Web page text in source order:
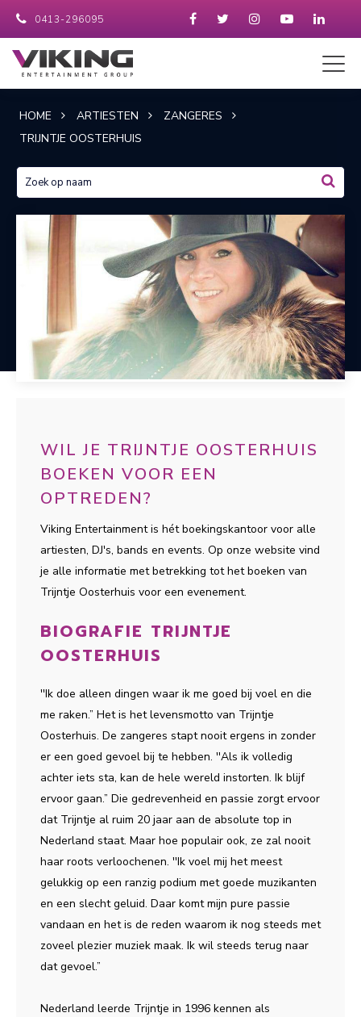
0413-296095
HOME ARTIESTEN
ZANGERES
TRIJNTJE OOSTERHUIS
WIL JE TRIJNTJE OOSTERHUIS
BOEKEN VOOR EEN
OPTREDEN?
Viking Entertainment is hét boekingskantoor voor alle
artiesten, DJ's, bands en events. Op onze website vind
je alle informatie met betrekking tot het boeken van
Trijntje Oosterhuis voor een evenement.
BIOGRAFIE TRIJNTJE
OOSTERHUIS
''Ik doe alleen dingen waar ik me goed bij voel en die
me raken.” Het is het levensmotto van Trijntje
Oosterhuis. De zangeres stapt nooit ergens in zonder
er een goed gevoel bij te hebben. ''Als ik volledig
achter iets sta, kan de hele wereld instorten. Ik blijf
ervoor gaan.” Die gedrevenheid en passie zorgt ervoor
dat Trijntje al ruim 20 jaar aan de absolute top in
Nederland staat. Maar hoe populair ook, ze zal nooit
haar roots verloochenen. ''Ik voel mij het meest
gelukkig op een ranzig podium met goede muzikanten
en een slecht geluid. Daar komt mijn pure passie
vandaan en het is de reden waarom ik nog steeds met
zoveel plezier muziek maak. Ik wil steeds terug naar
dat gevoel.”
Nederland leerde Trijntje in 1996 kennen als